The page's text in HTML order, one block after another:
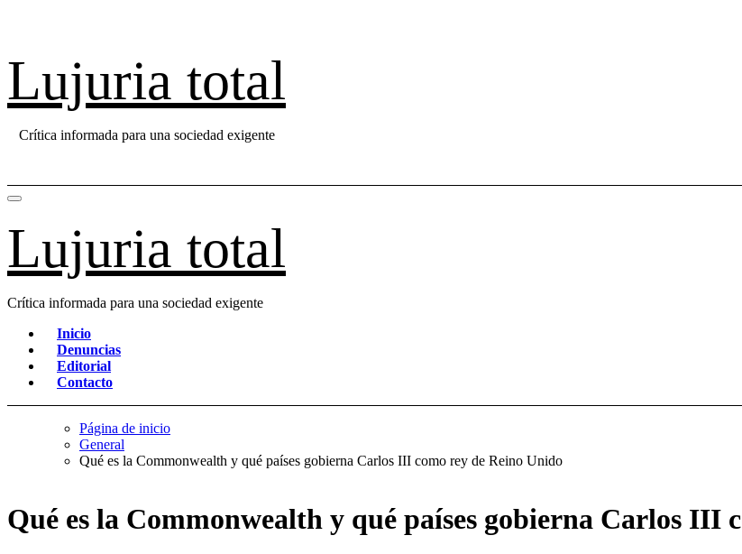
Lujuria total
Crítica informada para una sociedad exigente
Lujuria total
Crítica informada para una sociedad exigente
Inicio
Denuncias
Editorial
Contacto
Página de inicio
General
Qué es la Commonwealth y qué países gobierna Carlos III como rey de Reino Unido
Qué es la Commonwealth y qué países gobierna Carlos III